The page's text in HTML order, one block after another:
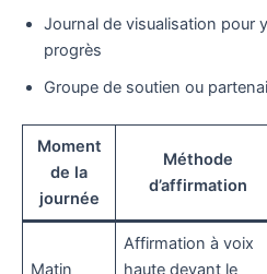
Journal de visualisation pour
progrès
Groupe de soutien ou
Moment
de la
journée
Méthode
d’affirmation
Matin
Affirmation à voix
haute devant le